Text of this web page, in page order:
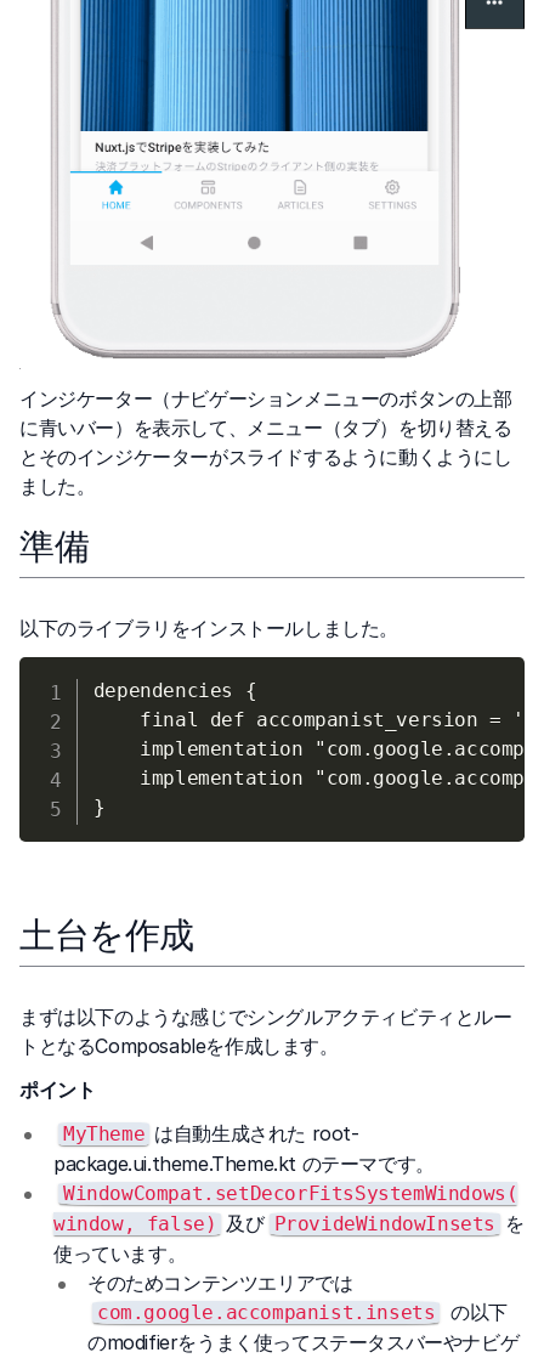
インジケーター（ナビゲーションメニューのボタンの上部
に青いバー）を表示して、メニュー（タブ）を切り替える
とそのインジケーターがスライドするように動くようにし
ました。
準備
以下のライブラリをインストールしました。
dependencies {
final def accompanist_version =
implementation
implementation
土台を作成
まずは以下のような感じでシングルアクティビティとルー
トとなるComposableを作成します。
ポイント
MyTheme は自動生成された root-
package.ui.theme.Theme.kt のテーマです。
WindowCompat.setDecorFitsSystemWindows(
window, false) 及び ProvideWindowInsets
を
使っています。
そのためコンテンツエリアでは
com.google.accompanist.insets
の以下
のmodifierをうまく使ってステータスバーやナビゲ